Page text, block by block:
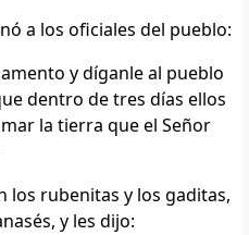
a los oficiales del pueblo:
y díganle al pueblo
dentro de tres días ellos
la tierra que el Señor
los rubenitas y los gaditas,
y les dijo: